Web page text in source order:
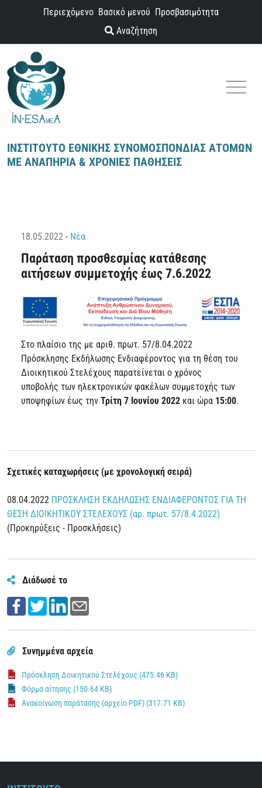
Παράκαμψη προς το περιεχόμενο
Περιεχόμενο Βασικό μενού Προσβασιμότητα
Αναζήτηση
ΙΝΣΤΙΤΟΥΤΟ ΕΘΝΙΚΗΣ ΣΥΝΟΜΟΣΠΟΝΔΙΑΣ ΑΤΟΜΩΝ
ΜΕ ΑΝΑΠΗΡΙΑ & ΧΡΟΝΙΕΣ ΠΑΘΗΣΕΙΣ
18.05.2022 - Νέα
Παράταση προσθεσμίας κατάθεσης
αιτήσεων συμμετοχής έως 7.6.2022
Στο πλαίσιο της με αριθ. πρωτ. 57/8.04.2022
Πρόσκλησης Εκδήλωσης Ενδιαφέροντος για τη θέση του
Διοικητικού Στελέχους παρατείνεται ο χρόνος
υποβολής των ηλεκτρονικών φακέλων συμμετοχής των
υποψηφίων έως την Τρίτη 7 Ιουνίου 2022 και ώρα 15:00.
Σχετικές καταχωρήσεις (με χρονολογική σειρά)
08.04.2022 ΠΡΟΣΚΛΗΣΗ ΕΚΔΗΛΩΣΗΣ ΕΝΔΙΑΦΕΡΟΝΤΟΣ ΓΙΑ ΤΗ
ΘΕΣΗ ΔΙΟΙΚΗΤΙΚΟΥ ΣΤΕΛΕΧΟΥΣ (αρ. πρωτ. 57/8.4.2022)
(Προκηρύξεις - Προσκλήσεις)
Διάδωσέ το
Συνημμένα αρχεία
Πρόσκληση Δοικητικού Στελέχους (475.46 KB)
Φόρμα αίτησης (150.64 KB)
Ανακοίνωση παράτασης (αρχείο PDF) (317.71 KB)